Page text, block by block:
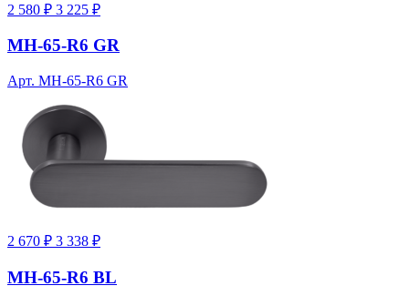
2 580 ₽ 3 225 ₽
MH-65-R6 GR
Арт. MH-65-R6 GR
2 670 ₽ 3 338 ₽
MH-65-R6 BL